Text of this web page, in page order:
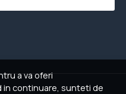
a va oferi
in continuare, sunteti de